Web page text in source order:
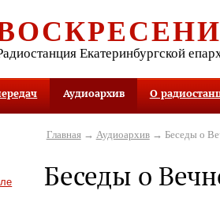
Екатеринбургской
Аудиоархив О
Главная→ Аудиоархив→ Беседы о
Беседы о